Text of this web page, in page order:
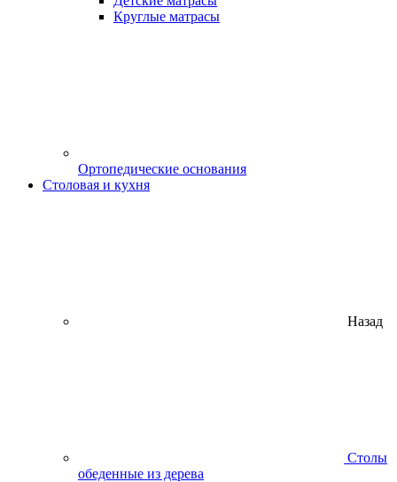
Круглые матрасы
Ортопедические основания
Столовая и кухня
Назад
Столы
обеденные из дерева